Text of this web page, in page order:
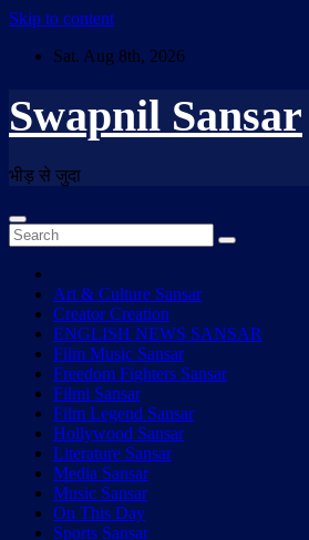
Skip to content
Sat. Aug 8th, 2026
Swapnil Sansar
भीड़ से जुदा
Art & Culture Sansar
Creator Creation
ENGLISH NEWS SANSAR
Film Music Sansar
Freedom Fighters Sansar
Filmi Sansar
Film Legend Sansar
Hollywood Sansar
Literature Sansar
Media Sansar
Music Sansar
On This Day
Sports Sansar